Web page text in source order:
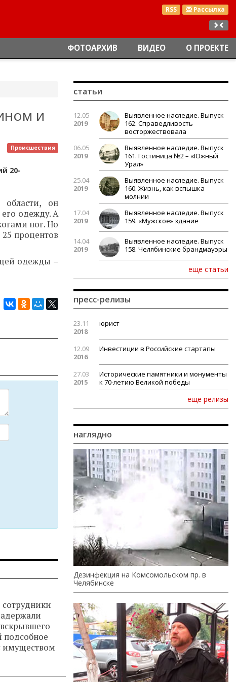
RSS Рассылка
ФОТОАРХИВ ВИДЕО О ПРОЕКТЕ
и
Происшествия
20-
области, он
одежду. А
ног. Но
процентов
одежды –
сотрудники
подсобное
имуществом
статьи
12.05
2019
Выявленное наследие. Выпуск
162. Справедливость
восторжествовала
06.05
2019
Выявленное наследие. Выпуск
161. Гостиница №2 – «Южный
Урал»
25.04
2019
Выявленное наследие. Выпуск
160. Жизнь, как вспышка
молнии
17.04
2019
Выявленное наследие. Выпуск
159. «Мужское» здание
14.04
2019
Выявленное наследие. Выпуск
158. Челябинские брандмауэры
еще статьи
пресс-релизы
23.11
2018
юрист
12.09
2016
Инвестиции в Российские стартапы
27.03
2015
Исторические памятники и монументы
к 70-летию Великой победы
еще релизы
наглядно
Дезинфекция на Комсомольском пр. в
Челябинске